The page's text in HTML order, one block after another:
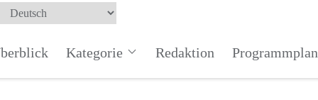
Kategorie Redaktion Programmplan